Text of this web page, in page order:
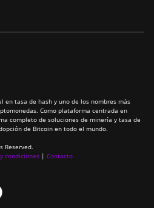
en tasa de hash y uno de los nombres más
Como plataforma centrada en
completo de soluciones de minería y tasa de
de Bitcoin en todo el mundo.
Reserved.
condiciones | Contacto